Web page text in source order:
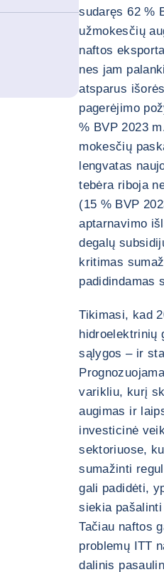
sudaręs 62 %
užmokesčių
naftos
nes jam
atsparus
pagerėjimo
% BVP 2023
mokesčių
lengvatas
tebėra riboja
(15 % BVP
aptarnavimo
degalų
kritimas
padidindamas
Tikimasi, kad
hidroelektrinių
sąlygos – ir
varikliu, kurį
augimas ir
investicinė
sektoriuose,
sumažinti
gali padidėti,
siekia
Tačiau naftos
problemų ITT
dalinis